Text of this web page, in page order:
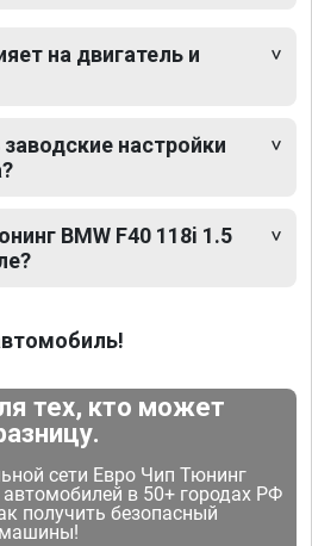
на двигатель и
настройки
BMW F40 118i 1.5
тех, кто может
сети Евро Чип Тюнинг
в 50+ городах РФ
получить безопасный